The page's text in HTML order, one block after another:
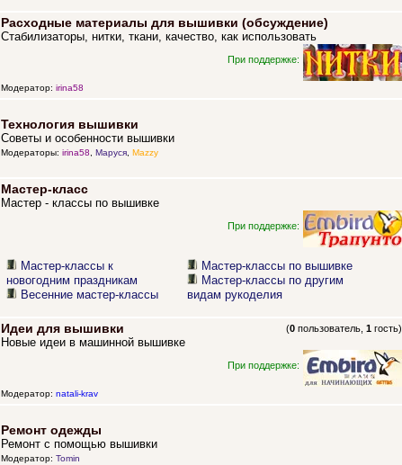
Расходные материалы для вышивки (обсуждение)
Стабилизаторы, нитки, ткани, качество, как использовать
При поддержке:
Модератор: irina58
Технология вышивки
Советы и особенности вышивки
Модераторы: irina58, Маруся, Mazzy
Мастер-класс
Мастер - классы по вышивке
При поддержке:
Мастер-классы к
новогодним праздникам
Весенние мастер-классы
Мастер-классы по вышивке
Мастер-классы по другим
видам рукоделия
Идеи для вышивки (0 пользователь,1 гость)
Новые идеи в машинной вышивке
При поддержке:
Модератор: natali-krav
Ремонт одежды
Ремонт с помощью вышивки
Модератор: Tomin